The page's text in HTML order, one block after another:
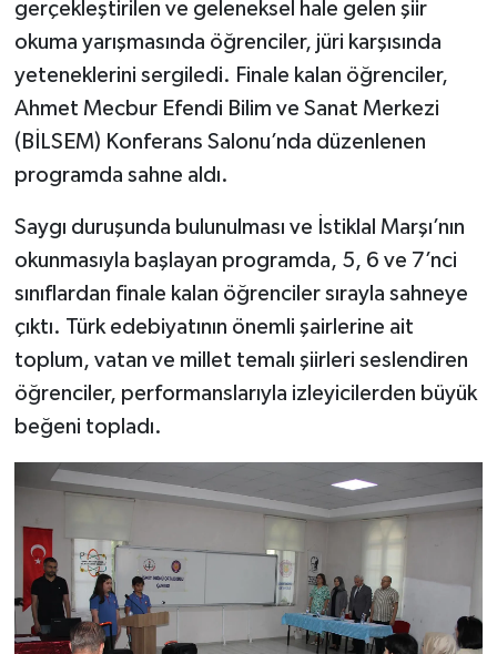
gerçekleştirilen ve geleneksel hale gelen şiir
okuma yarışmasında öğrenciler, jüri karşısında
yeteneklerini sergiledi. Finale kalan öğrenciler,
Ahmet Mecbur Efendi Bilim ve Sanat Merkezi
(BİLSEM) Konferans Salonu’nda düzenlenen
programda sahne aldı.
Saygı duruşunda bulunulması ve İstiklal Marşı’nın
okunmasıyla başlayan programda, 5, 6 ve 7’nci
sınıflardan finale kalan öğrenciler sırayla sahneye
çıktı. Türk edebiyatının önemli şairlerine ait
toplum, vatan ve millet temalı şiirleri seslendiren
öğrenciler, performanslarıyla izleyicilerden büyük
beğeni topladı.
DÜNYA